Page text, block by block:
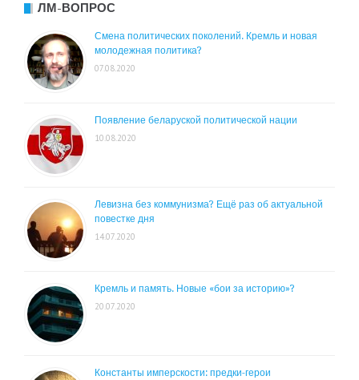
ЛМ-ВОПРОС
Смена политических поколений. Кремль и новая
молодежная политика?
07.08.2020
Появление беларуской политической нации
10.08.2020
Левизна без коммунизма? Ещё раз об актуальной
повестке дня
14.07.2020
Кремль и память. Новые «бои за историю»?
20.07.2020
Константы имперскости: предки-герои